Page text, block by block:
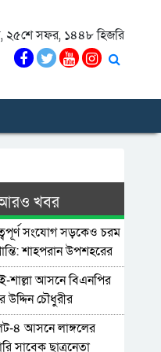
, ২৫শে সফর, ১৪৪৮ হিজরি
আরও খবর
সংযোগ সড়কেও চরম
শাহপরান উপশহরের
সংস্কারের দাবি
শাল্লা আসনে বিএনপির
উদ্দিন চৌধুরীর
সংগ্রহ
৪ আসনে লাঙ্গলের
সাবেক ছাত্রনেতা